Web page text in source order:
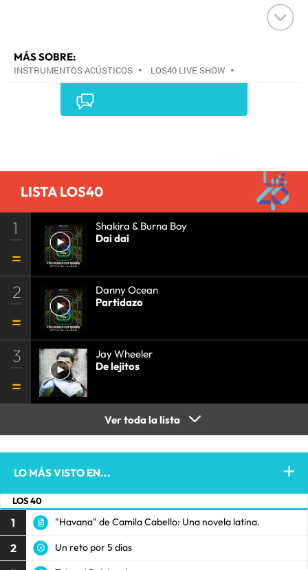
MÁS SOBRE:
INSTRUMENTOS ACÚSTICOS • LOS40 LIVE SHOW •
CONCIERTOS•LOS40•EVENTOS MUSICALES•
•AGENDA CULTURAL
•PRISA MEDIA•MÚSICA•GRUPO
COMUNICACIÓN•COMUNICACIÓN•
LISTA LOS40
1
Shakira & Burna Boy
Dai dai
2
Danny Ocean
Partidazo
3
Jay Wheeler
De lejitos
Ver toda la lista
LO MÁS VISTO EN...
LOS 40
1 "Havana" de Camila Cabello: Una novela latina.
2 Un reto por 5 días